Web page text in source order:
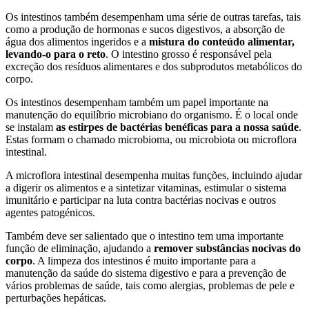
Os intestinos também desempenham uma série de outras tarefas, tais
como a produção de hormonas e sucos digestivos, a absorção de
água dos alimentos ingeridos e a mistura do conteúdo alimentar,
levando-o para o reto. O intestino grosso é responsável pela
excreção dos resíduos alimentares e dos subprodutos metabólicos do
corpo.
Os intestinos desempenham também um papel importante na
manutenção do equilíbrio microbiano do organismo. É o local onde
se instalam as estirpes de bactérias benéficas para a nossa saúde.
Estas formam o chamado microbioma, ou microbiota ou microflora
intestinal.
A microflora intestinal desempenha muitas funções, incluindo ajudar
a digerir os alimentos e a sintetizar vitaminas, estimular o sistema
imunitário e participar na luta contra bactérias nocivas e outros
agentes patogénicos.
Também deve ser salientado que o intestino tem uma importante
função de eliminação, ajudando a remover substâncias nocivas do
corpo. A limpeza dos intestinos é muito importante para a
manutenção da saúde do sistema digestivo e para a prevenção de
vários problemas de saúde, tais como alergias, problemas de pele e
perturbações hepáticas.